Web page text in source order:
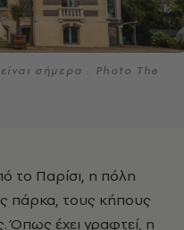
σήμερα . Photo The
πάρκα, τους κήπους
Όπως έχει γραφτεί, η